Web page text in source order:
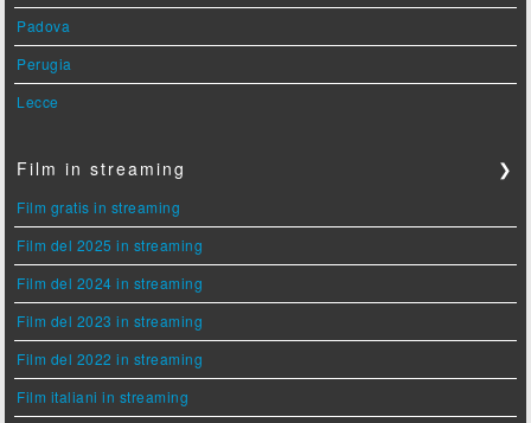
Padova
Perugia
Lecce
Film in streaming ❯
Film gratis in streaming
Film del 2025 in streaming
Film del 2024 in streaming
Film del 2023 in streaming
Film del 2022 in streaming
Film italiani in streaming